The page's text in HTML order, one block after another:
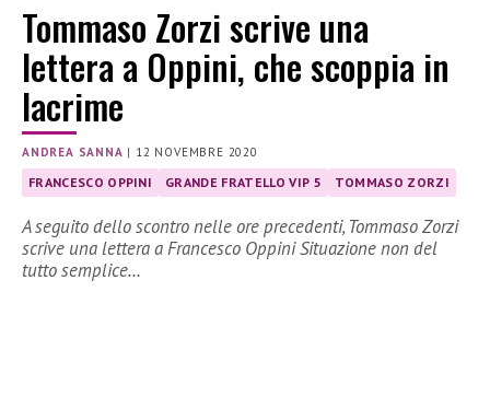
Tommaso Zorzi scrive una
lettera a Oppini, che scoppia in
lacrime
ANDREA SANNA | 12 NOVEMBRE 2020
FRANCESCO OPPINI GRANDE FRATELLO VIP 5 TOMMASO ZORZI
A seguito dello scontro nelle ore precedenti, Tommaso Zorzi
scrive una lettera a Francesco Oppini Situazione non del
tutto semplice…